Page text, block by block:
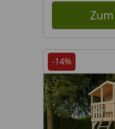
-14%